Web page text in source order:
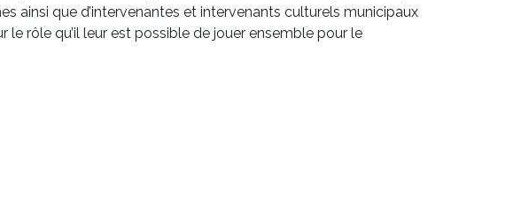
ainsi que d’intervenantes et intervenants culturels municipaux
le rôle qu’il leur est possible de jouer ensemble pour le